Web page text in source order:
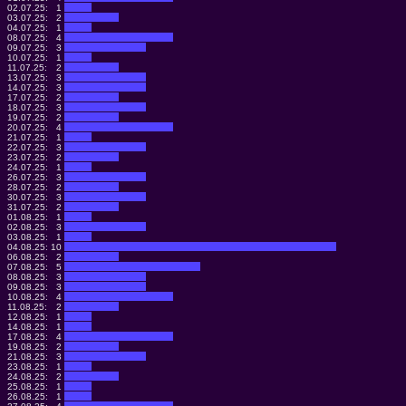
02.07.25:
1
03.07.25:
2
04.07.25:
1
08.07.25:
4
09.07.25:
3
10.07.25:
1
11.07.25:
2
13.07.25:
3
14.07.25:
3
17.07.25:
2
18.07.25:
3
19.07.25:
2
20.07.25:
4
21.07.25:
1
22.07.25:
3
23.07.25:
2
24.07.25:
1
26.07.25:
3
28.07.25:
2
30.07.25:
3
31.07.25:
2
01.08.25:
1
02.08.25:
3
03.08.25:
1
04.08.25: 10
06.08.25:
2
07.08.25:
5
08.08.25:
3
09.08.25:
3
10.08.25:
4
11.08.25:
2
12.08.25:
1
14.08.25:
1
17.08.25:
4
19.08.25:
2
21.08.25:
3
23.08.25:
1
24.08.25:
2
25.08.25:
1
26.08.25:
1